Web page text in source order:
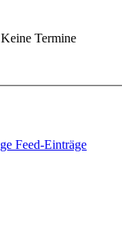
Keine Termine
Feed-Einträge